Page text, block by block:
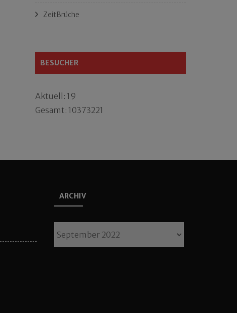
ZeitBrüche
BESUCHER
Aktuell: 19
Gesamt: 10373221
ARCHIV